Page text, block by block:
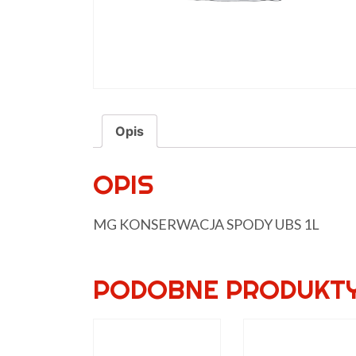
Opis
OPIS
MG KONSERWACJA SPODY UBS 1L
PODOBNE